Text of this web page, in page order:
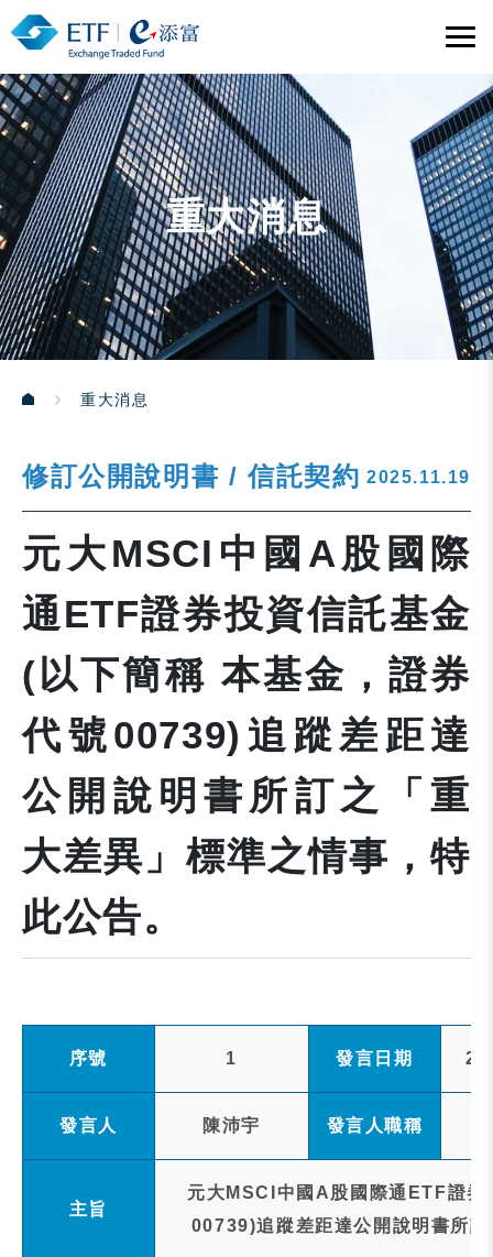
重大消息
重大消息
修訂公開說明書 / 信託契約 2025.11.19
元大MSCI中國A股國際
通ETF證券投資信託基金
(以下簡稱 本基金，證券
代號00739)追蹤差距達
公開說明書所訂之「重
大差異」標準之情事，特
此公告。
序號 1 發言日期
發言人 陳沛宇 發言人職稱
主旨
元大MSCI中國A股國際通ETF證
00739)追蹤差距達公開說明書所